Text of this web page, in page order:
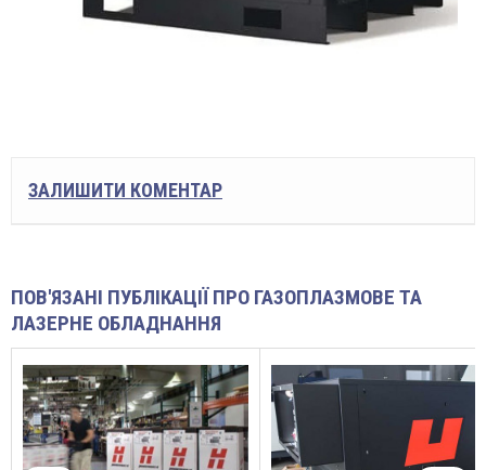
ЗАЛИШИТИ КОМЕНТАР
ПОВ'ЯЗАНІ ПУБЛІКАЦІЇ ПРО ГАЗОПЛАЗМОВЕ ТА
ЛАЗЕРНЕ ОБЛАДНАННЯ